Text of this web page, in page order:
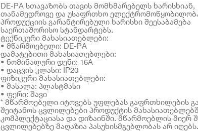
DE-PA სთავაზობს თავის მომხმარებელს ხარისხიან,
თანამედროვე და უსაფრთხო
პროდუქციის გარანტირებული ხარისხი შეესაბამება
საერთაშორისო სტანდარტებს.
ტექნიკური მახასიათებლები:
• მწარმოებელი: DE-PA
დამატებითი მახასიათებლები:
• ნომინალური დენი: 16A
• დაცვის კლასი: IP20
ფიზიკური მახასიათებლები:
• მასალა: პლასტმასი
• ფერი: შავი
* მწარმოებელი იტოვებს უფლებას გაფრთხილების
შეიტანოს ცვლილებები პროდუქტის
კომპლექტაციასა და დიზაინში. მწარმოებლის მიერ
ცვლილებებზე მაღაზია პასუხისმგებლობას არ იღებს.